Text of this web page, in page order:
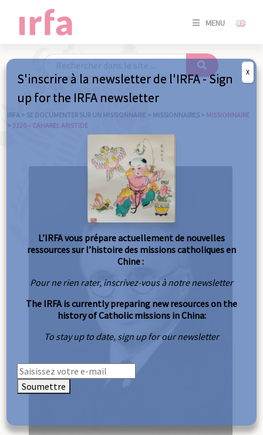
MENU
SE
/
IRFA > SE DOCUMENTER SUR UN MISSIONNAIRE > MISSIONNAIRES > MISSIONNAIRE
> 3220 – CAHAREL ARISTIDE
S'inscrire à la newsletter de l'IRFA - Sign
up for the IRFA newsletter
L’IRFA vous prépare actuellement de nouvelles
ressources sur l’histoire des missions catholiques en
Chine :
Pour ne rien rater, inscrivez-vous à notre newsletter
The IRFA is currently preparing new resources on the
history of Catholic missions in China:
To stay up to date, sign up for our newsletter
Soumettre
X